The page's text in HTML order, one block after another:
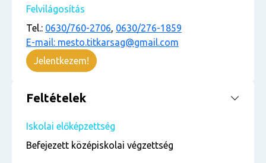
Felvilágosítás
Tel.: 0630/760-2706, 0630/276-1859
E-mail: mesto.titkarsag@gmail.com
Jelentkezem!
Feltételek
Iskolai előképzettség
Befejezett középiskolai végzettség